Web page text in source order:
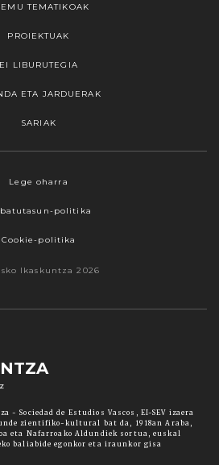
TEMATIKOAK
PROIEKTUAK
EI LIBURUTEGIA
ETA JARDUERAK
SARIAK
Lege oharra
politika
Cookie-politika
Ikaskuntza 2026
- Sociedad de Estudios Vascos, EI-SEV izaera
zientifiko-kultural bat da, 1918an Araba,
eta Nafarroako Aldundiek sortua, euskal
baliabide egonkor eta iraunkor gisa
cookieak erabiltzen ditu,
duzun cookie aukera.
ere hauta dezakezu.
"Onartzen dut" botoia
duzula adierazten ari
lortzeko.
Onartu